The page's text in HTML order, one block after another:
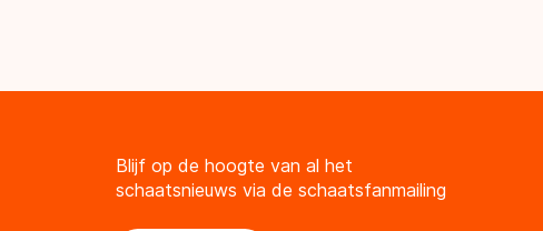
Blijf op de hoogte van al het
schaatsnieuws via de schaatsfanmailing